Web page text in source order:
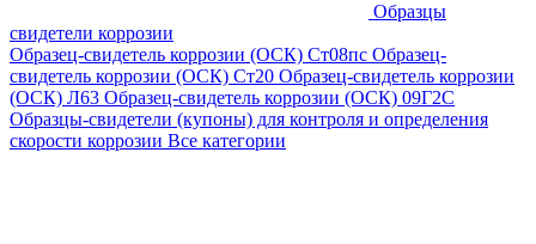
Образцы
свидетели коррозии
Образец-свидетель коррозии (ОСК) Ст08пс Образец-
свидетель коррозии (ОСК) Ст20 Образец-свидетель коррозии
(ОСК) Л63 Образец-свидетель коррозии (ОСК) 09Г2С
Образцы-свидетели (купоны) для контроля и определения
скорости коррозии Все категории